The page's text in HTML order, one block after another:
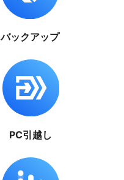
バックアップ
PC引越し